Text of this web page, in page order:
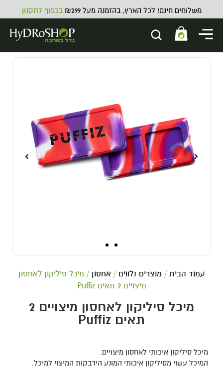
משלוחים חינם! לכל הארץ, בהזמנה מעל ₪299 בכפוף לתקנון
עמוד הבית / מוצרים נלווים / אחסון / מיכל סיליקון לאחסון
מיצויים 2 תאים Puffiz
מיכל סיליקון לאחסון מיצויים 2
תאים Puffiz
מיכל סיליקון איכותי לאחסון מיצויים.
המיכל עשוי מסיליקון איכותי המונע הידבקות המיצוי למיכל.
ניפל פקק 1 צול
₪ 3.00
+
ADD